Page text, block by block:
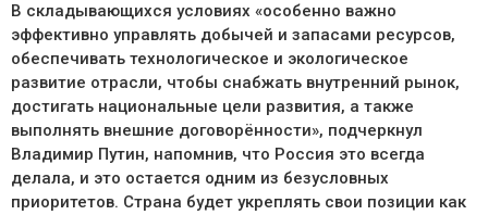
В складывающихся условиях «особенно важно
эффективно управлять добычей и запасами ресурсов,
обеспечивать технологическое и экологическое
развитие отрасли, чтобы снабжать внутренний рынок,
достигать национальные цели развития, а также
выполнять внешние договорённости», подчеркнул
Владимир Путин, напомнив, что Россия это всегда
делала, и это остается одним из безусловных
приоритетов. Страна будет укреплять свои позиции как